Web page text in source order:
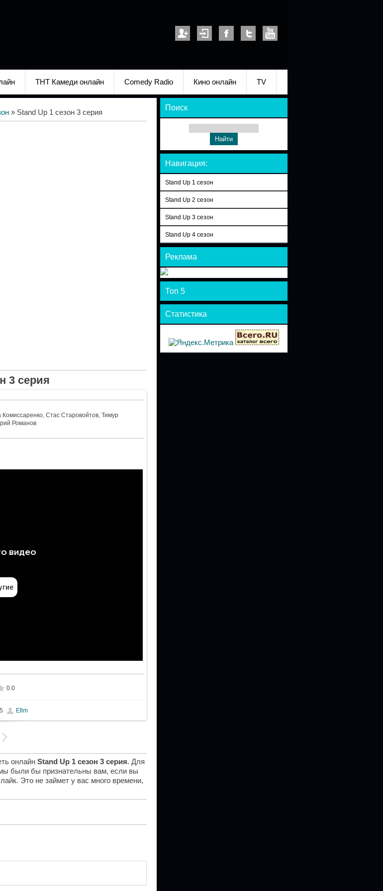
ТНТ Камеди онлайн Comedy Radio Кино онлайн TV
» Stand Up 1 сезон 3 серия
3 серия
Стас Старовойтов, Тимур
Романов
0.0
Efim
онлайн Stand Up 1 сезон 3 серия. Для
были бы признательны вам, если вы
Это не займет у вас много времени,
Поиск
Навигация:
Stand Up 1 сезон
Stand Up 2 сезон
Stand Up 3 сезон
Stand Up 4 сезон
Реклама
Топ 5
Статистика